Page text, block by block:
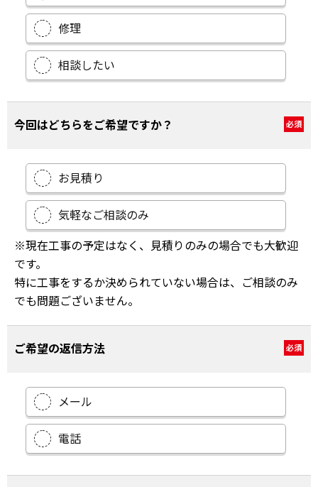
修理
相談したい
今回はどちらをご希望ですか？ 必須
お見積り
気軽なご相談のみ
※現在工事の予定はなく、見積りのみの場合でも大歓迎
です。
特に工事をするか決められていない場合は、ご相談のみ
でも問題ございません。
ご希望の返信方法 必須
メール
電話